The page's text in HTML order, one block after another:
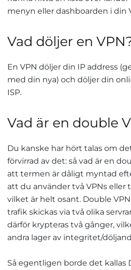
menyn eller dashboarden i din
Vad döljer en
En VPN döljer din IP address
med din nya) och döljer din
ISP.
Vad är en double
Du kanske har hört talas om
förvirrad av det: så vad är en
att termen är dåligt myntad
att du använder två VPNs eller
vilket är helt osant. Double
trafik skickas via två olika
därför krypteras två gånger,
andra lager av integritet/
Så egentligen borde det kallas